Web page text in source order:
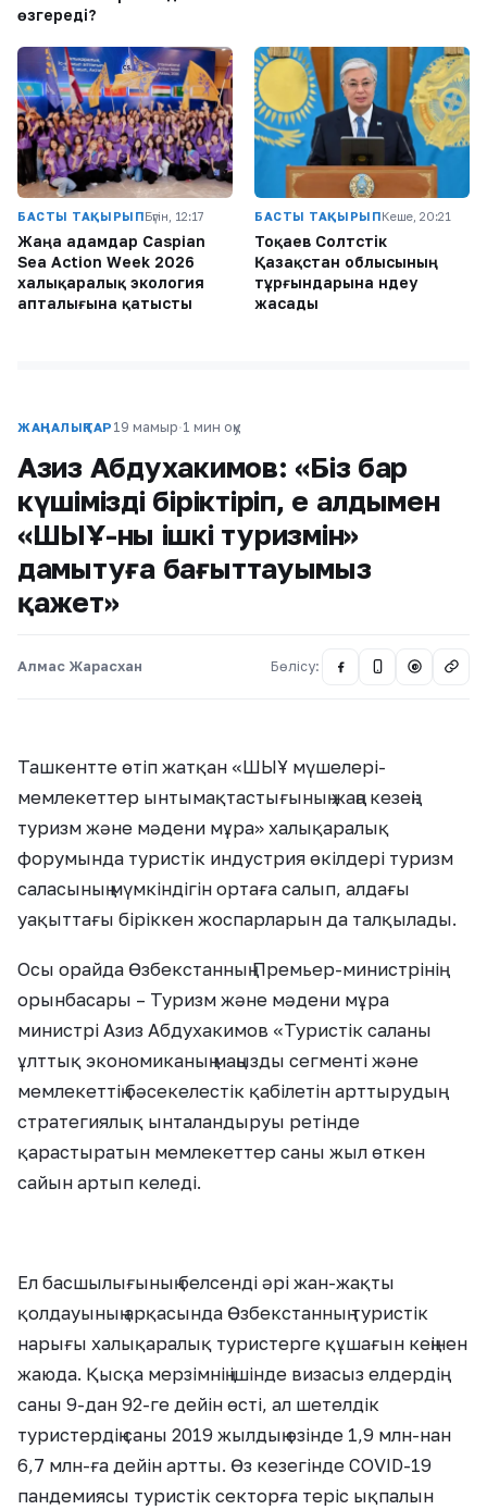
өзгереді?
БАСТЫ ТАҚЫРЫПБүгін, 12:17
Жаңа адамдар Caspian
Sea Action Week 2026
халықаралық экология
апталығына қатысты
БАСТЫ ТАҚЫРЫПКеше, 20:21
Тоқаев Солтүстік
Қазақстан облысының
тұрғындарына үндеу
жасады
ЖАҢАЛЫҚТАР 19 мамыр·1 мин оқу
Азиз Абдухакимов: «Біз бар
күшімізді біріктіріп, ең алдымен
«ШЫҰ-ның ішкі туризмін»
дамытуға бағыттауымыз
қажет»
Алмас Жарасхан Бөлісу: @
Ташкентте өтіп жатқан «ШЫҰ мүшелері-
мемлекеттер ынтымақтастығының жаңа кезеңі:
туризм және мәдени мұра» халықаралық
форумында туристік индустрия өкілдері туризм
саласының мүмкіндігін ортаға салып, алдағы
уақыттағы біріккен жоспарларын да талқылады.
Осы орайда Өзбекстанның Премьер-министрінің
орынбасары – Туризм және мәдени мұра
министрі Азиз Абдухакимов «Туристік саланы
ұлттық экономиканың маңызды сегменті және
мемлекеттің бәсекелестік қабілетін арттырудың
стратегиялық ынталандыруы ретінде
қарастыратын мемлекеттер саны жыл өткен
сайын артып келеді.
Ел басшылығының белсенді әрі жан-жақты
қолдауының арқасында Өзбекстанның туристік
нарығы халықаралық туристерге құшағын кеңінен
жаюда. Қысқа мерзімнің ішінде визасыз елдердің
саны 9-дан 92-ге дейін өсті, ал шетелдік
туристердің саны 2019 жылдың өзінде 1,9 млн-нан
6,7 млн-ға дейін артты. Өз кезегінде СOVID-19
пандемиясы туристік секторға теріс ықпалын